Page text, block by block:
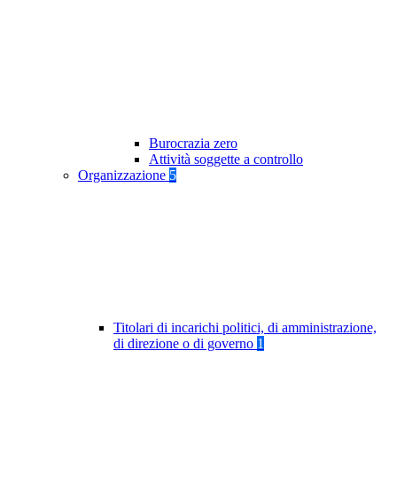
Burocrazia zero
Attività soggette a controllo
Organizzazione 5
Titolari di incarichi politici, di amministrazione,
di direzione o di governo 1